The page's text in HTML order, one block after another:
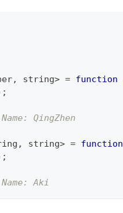
, string> = function
;
QingZhen
, string> = function
;
Aki